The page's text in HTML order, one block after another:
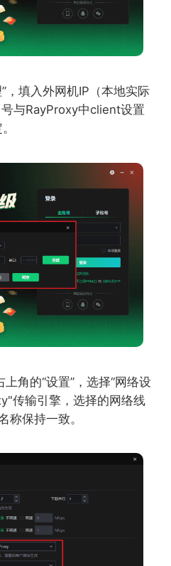
，填入外网机IP（本地实际
与RayProxy中client设置
角的“设置”，选择“网络设
传输引擎，选择的网络线
称保持一致。